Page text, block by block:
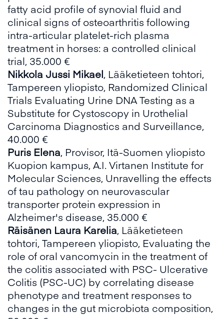
fatty acid profile of synovial fluid and
clinical signs of osteoarthritis following
intra-articular platelet-rich plasma
treatment in horses: a controlled clinical
trial, 35.000 €
Nikkola Jussi Mikael, Lääketieteen tohtori,
Tampereen yliopisto, Randomized Clinical
Trials Evaluating Urine DNA Testing as a
Substitute for Cystoscopy in Urothelial
Carcinoma Diagnostics and Surveillance,
40.000 €
Puris Elena, Provisor, Itä-Suomen yliopisto
Kuopion kampus, A.I. Virtanen Institute for
Molecular Sciences, Unravelling the effects
of tau pathology on neurovascular
transporter protein expression in
Alzheimer's disease, 35.000 €
Räisänen Laura Karelia, Lääketieteen
tohtori, Tampereen yliopisto, Evaluating the
role of oral vancomycin in the treatment of
the colitis associated with PSC- Ulcerative
Colitis (PSC-UC) by correlating disease
phenotype and treatment responses to
changes in the gut microbiota composition,